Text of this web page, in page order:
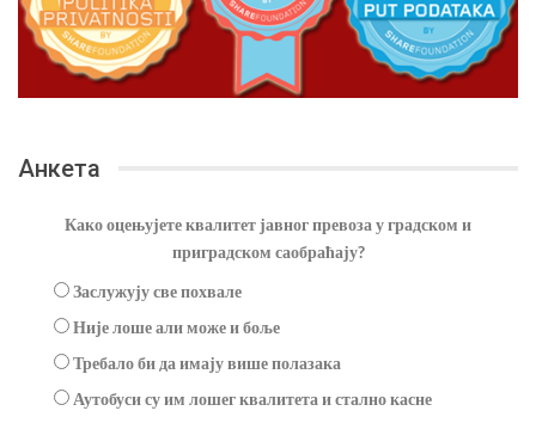
Анкета
Како оцењујете квалитет јавног превоза у градском и
приградском саобраћају?
Заслужују све похвале
Није лоше али може и боље
Требало би да имају више полазака
Аутобуси су им лошег квалитета и стално касне